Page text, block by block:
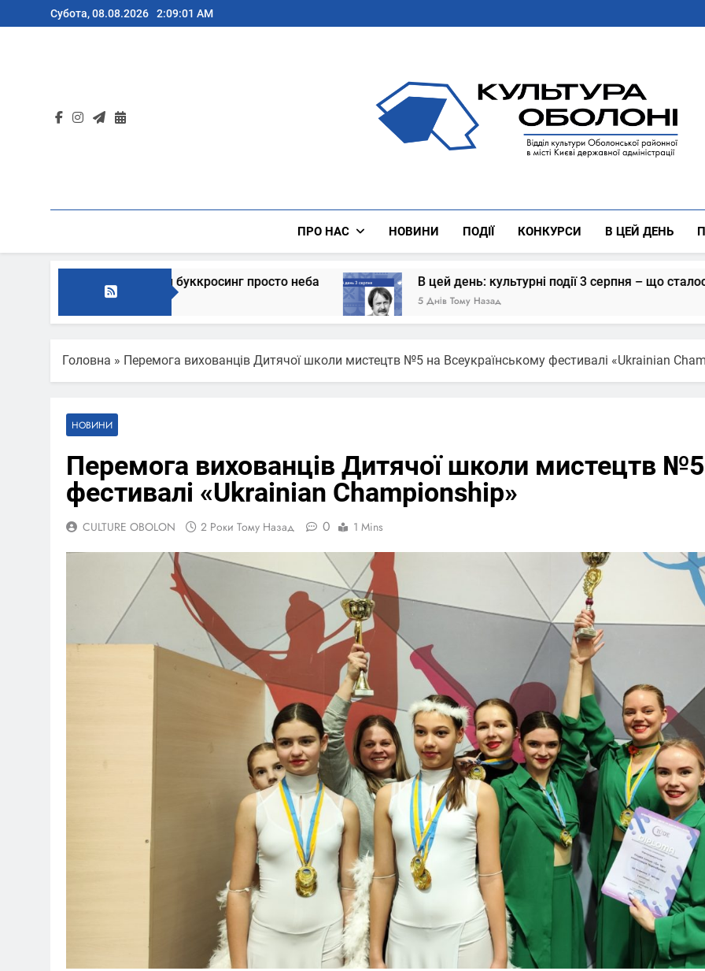
до
Субота, 08.08.2026 2:09:02 AM
Культура Оболоні
ПРО НАС НОВИНИ ПОДІЇ КОНКУРСИ В ЦЕЙ ДЕНЬ
буккросинг просто неба В цей день: культурні події 3 серпня – що сталось
5 Днів Тому Назад
Головна » Перемога вихованців Дитячої школи мистецтв №5 на Всеукраїнському фестивалі «Ukrainian
НОВИНИ
Перемога вихованців Дитячої школи мистецтв
фестивалі «Ukrainian Championship»
CULTURE OBOLON 2 Роки Тому Назад 0 1 Mins